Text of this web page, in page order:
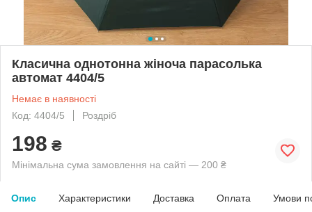
Класична однотонна жіноча парасолька
автомат 4404/5
Немає в наявності
Код: 4404/5
Роздріб
198 ₴
Мінімальна сума замовлення на сайті — 200 ₴
Опис Характеристики Доставка Оплата Умови